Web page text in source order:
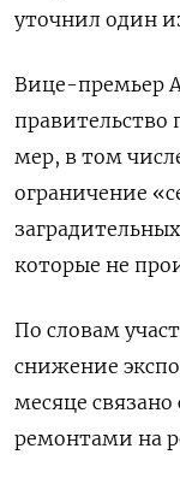
уточнил один
Вице-премьер
правительство
мер, в том
ограничение
которые не
По словам
снижение
месяце
ремонтами на